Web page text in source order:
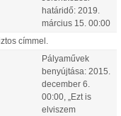
határidő: 2019.
március 15 00:00
címmel.
Pályaművek
benyújtása: 2015.
december 6
00:00 , „Ezt is
elviszem